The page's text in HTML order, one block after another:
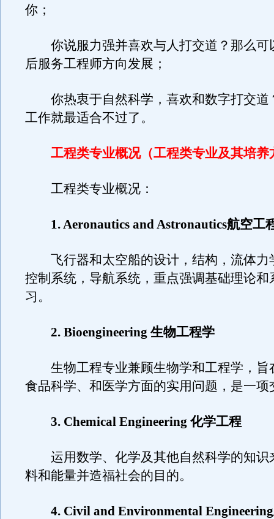
你；
你说服力强并喜欢与人打交道？那么可
后服务工程师方向发展；
你热衷于自然科学，喜欢和数字打交道
工作就最适合不过了。
工程类专业概况（工程类专业及其培养
工程类专业概况：
1. Aeronautics and Astronautics航空工
飞行器和太空船的设计，结构，流体力
控制系统，导航系统，重点强调基础理论和
习。
2. Bioengineering 生物工程学
生物工程专业兼顾生物学和工程学，旨
食品科学、和医学方面的实用问题，是一项
3. Chemical Engineering 化学工程
运用数学、化学及其他自然科学的知识
料和能量并造福社会的目的。
4. Civil and Environmental Engineering